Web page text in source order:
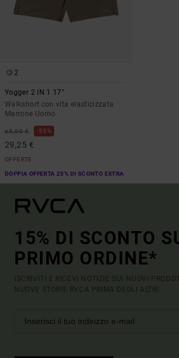
2
Yogger 2 IN 1 17"
Walkshort con vita elasticizzata
Marrone Uomo
65,00 € 55%
29,25 €
OFFERTE
DOPPIA OFFERTA 25% DI SCONTO EXTRA
15% DI SCONTO
PRIMO ORDINE*
ISCRIVITI E RICEVI NOTIZIE SUI NUOVI
NUOVE STORIE RVCA PRIMA DEGLI ALTRI.